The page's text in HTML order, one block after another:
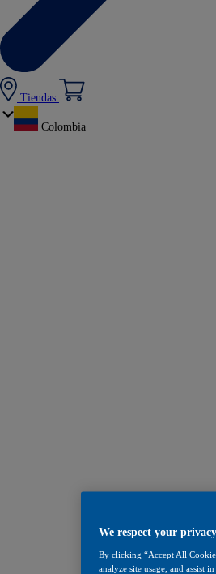
Tiendas
Colombia
We respect your
By clicking “Accept All
analyze site usage, and assist